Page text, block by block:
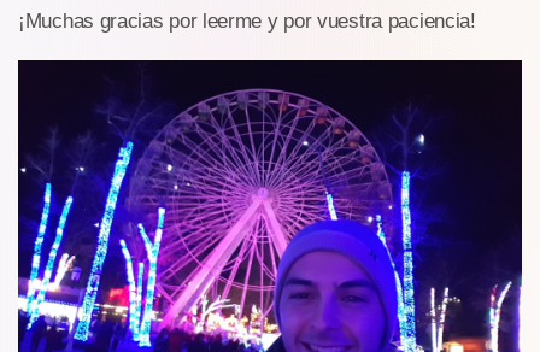
¡Muchas gracias por leerme y por vuestra paciencia!